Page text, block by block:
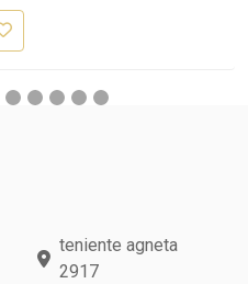
teniente agneta
2917